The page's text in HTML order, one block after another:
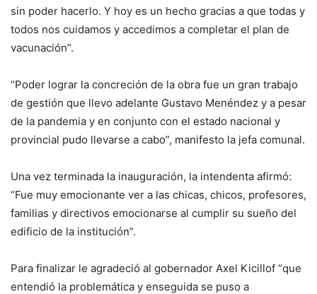
sin poder hacerlo. Y hoy es un hecho gracias a que todas y
todos nos cuidamos y accedimos a completar el plan de
vacunación”.
“Poder lograr la concreción de la obra fue un gran trabajo
de gestión que llevo adelante Gustavo Menéndez y a pesar
de la pandemia y en conjunto con el estado nacional y
provincial pudo llevarse a cabo”, manifesto la jefa comunal.
Una vez terminada la inauguración, la intendenta afirmó:
“Fue muy emocionante ver a las chicas, chicos, profesores,
familias y directivos emocionarse al cumplir su sueño del
edificio de la institución”.
Para finalizar le agradeció al gobernador Axel Kicillof “que
entendió la problemática y enseguida se puso a